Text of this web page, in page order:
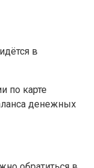
в
по карте
денежных